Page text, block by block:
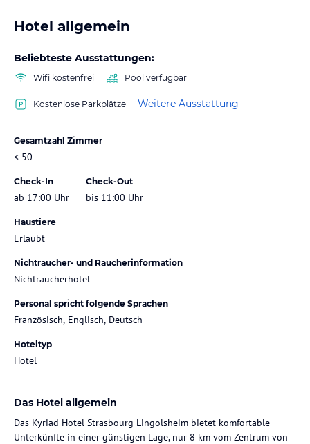
Hotel allgemein
Beliebteste Ausstattungen:
Wifi kostenfrei Pool verfügbar
Kostenlose Parkplätze Weitere Ausstattung
Gesamtzahl Zimmer
< 50
Check-In
ab 17:00 Uhr
Check-Out
bis 11:00 Uhr
Haustiere
Erlaubt
Nichtraucher- und Raucherinformation
Nichtraucherhotel
Personal spricht folgende Sprachen
Französisch, Englisch, Deutsch
Hoteltyp
Hotel
Das Hotel allgemein
Das Kyriad Hotel Strasbourg Lingolsheim bietet komfortable
Unterkünfte in einer günstigen Lage, nur 8 km vom Zentrum von